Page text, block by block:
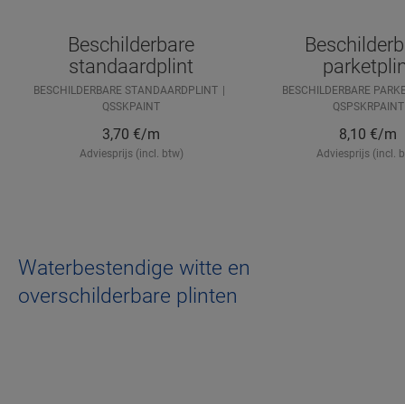
Beschilderbare
standaardplint
BESCHILDERBARE STANDAARDPLINT
QSSKPAINT
3,70 €/m
Adviesprijs (incl. btw)
BESCHILDERBARE
QSPSKRPAINT
8,10 €/m
Adviesprijs (incl.
Waterbestendige witte en
overschilderbare plinten